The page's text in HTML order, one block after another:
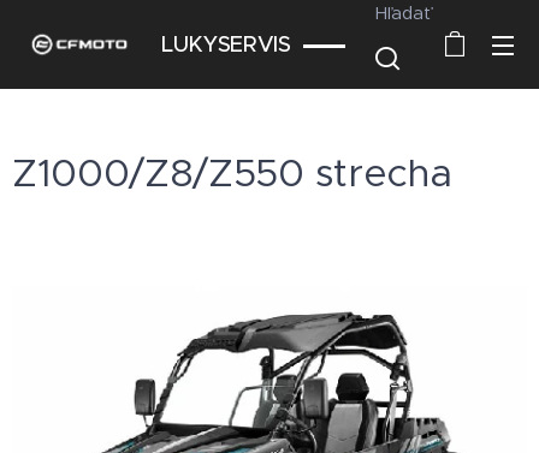
LUKYSERVIS
Hľadať
Z1000/Z8/Z550 strecha